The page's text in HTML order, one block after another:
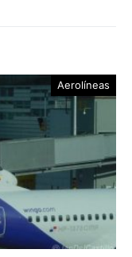
Aerolíneas